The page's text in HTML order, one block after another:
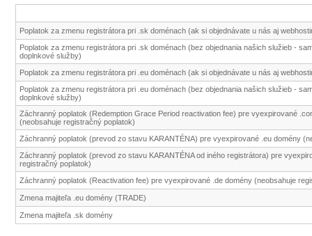
Poplatok za zmenu registrátora pri .sk doménach (ak si objednávate u nás aj
Poplatok za zmenu registrátora pri .sk doménach (bez objednania našich služieb -
doplnkové služby)
Poplatok za zmenu registrátora pri .eu doménach (ak si objednávate u nás aj
Poplatok za zmenu registrátora pri .eu doménach (bez objednania našich služieb -
doplnkové služby)
Záchranný poplatok (Redemption Grace Period reactivation fee) pre vyexpirované
(neobsahuje registračný poplatok)
Záchranný poplatok (prevod zo stavu KARANTÉNA) pre vyexpirované .eu domény
Záchranný poplatok (prevod zo stavu KARANTÉNA od iného registrátora) pre
registračný poplatok)
Záchranný poplatok (Reactivation fee) pre vyexpirované .de domény (neobsahuje
Zmena majiteľa .eu domény (TRADE)
Zmena majiteľa .sk domény